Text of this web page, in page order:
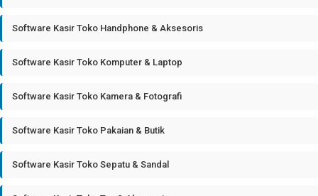
Software Kasir Toko Handphone & Aksesoris
Software Kasir Toko Komputer & Laptop
Software Kasir Toko Kamera & Fotografi
Software Kasir Toko Pakaian & Butik
Software Kasir Toko Sepatu & Sandal